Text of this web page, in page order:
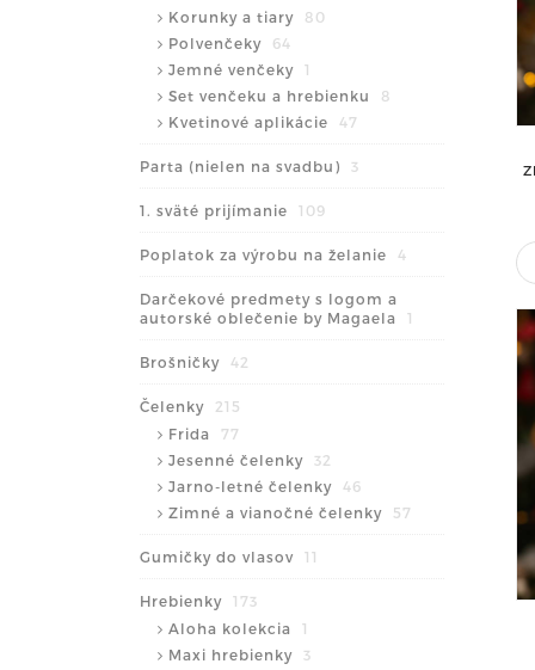
Korunky a tiary
80
Polvenčeky
64
Jemné venčeky
1
Set venčeku a hrebienku
8
Kvetinové aplikácie
47
Parta (nielen na svadbu) 3
1. sväté prijímanie 109
Poplatok za výrobu na želanie 4
Darčekové predmety s logom a
autorské oblečenie by Magaela
1
Brošničky 42
Čelenky
215
Frida
77
Jesenné čelenky
32
Jarno-letné čelenky
46
Zimné a vianočné čelenky
57
Gumičky do vlasov 11
Hrebienky
173
Aloha kolekcia
1
Maxi hrebienky
3